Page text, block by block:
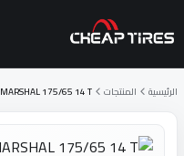
الرئيسية المنتجات MARSHAL 175/65 14 T